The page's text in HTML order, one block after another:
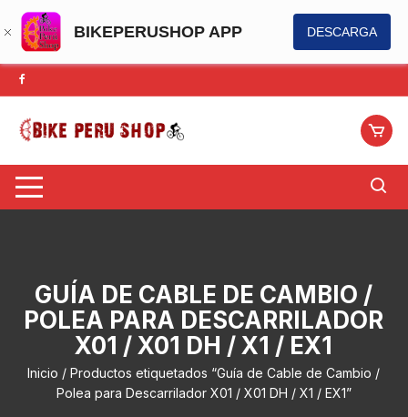
BIKEPERUSHOP APP DESCARGA
Saltar
al
contenido
GUÍA DE CABLE DE CAMBIO /
POLEA PARA DESCARRILADOR
X01 / X01 DH / X1 / EX1
Inicio / Productos etiquetados “Guía de Cable de Cambio /
Polea para Descarrilador X01 / X01 DH / X1 / EX1”